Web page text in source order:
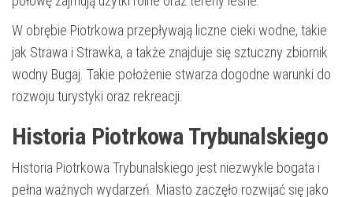
W obrębie Piotrkowa przepływają liczne cieki wodne, takie
jak Strawa i Strawka, a także znajduje się sztuczny zbiornik
wodny Bugaj. Takie położenie stwarza dogodne warunki do
rozwoju turystyki oraz rekreacji.
Historia Piotrkowa Trybunalskiego
Historia Piotrkowa Trybunalskiego jest niezwykle bogata i
pełna ważnych wydarzeń. Miasto zaczęło rozwijać się jako